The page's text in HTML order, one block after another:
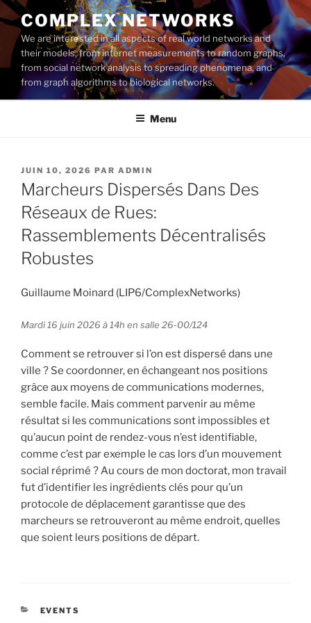
Aller
au
contenu
principal
COMPLEX NETWORKS
We are interested in all aspects of real world networks and
their models, from internet measurements to random graphs,
from social network analysis to spreading phenomena, and
from graph algorithms to biological networks.
Menu
PUBLIÉ
LE
JUIN 10, 2026 PAR ADMIN
Marcheurs Dispersés Dans Des
Réseaux de Rues:
Rassemblements Décentralisés
Robustes
Guillaume Moinard (LIP6/ComplexNetworks)
Mardi 16 juin 2026 à 14h en salle 26-00/124
Comment se retrouver si l’on est dispersé dans une
ville ? Se coordonner, en échangeant nos positions
grâce aux moyens de communications modernes,
semble facile. Mais comment parvenir au même
résultat si les communications sont impossibles et
qu’aucun point de rendez-vous n’est identifiable,
comme c’est par exemple le cas lors d’un mouvement
social réprimé ? Au cours de mon doctorat, mon travail
fut d’identifier les ingrédients clés pour qu’un
protocole de déplacement garantisse que des
marcheurs se retrouveront au même endroit, quelles
que soient leurs positions de départ.
CATÉGORIES
EVENTS